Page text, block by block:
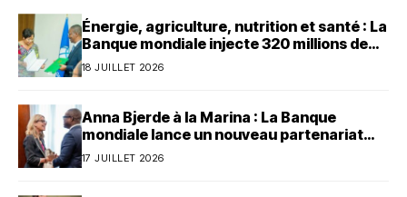
Énergie, agriculture, nutrition et santé : La
Banque mondiale injecte 320 millions de
dollars au Bénin
18 JUILLET 2026
Anna Bjerde à la Marina : La Banque
mondiale lance un nouveau partenariat
avec le Bénin
17 JUILLET 2026